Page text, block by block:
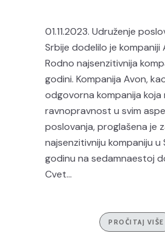
01.11.2023. Udruženje
Srbije dodelilo je kompaniji
Rodno najsenzitivnija
godini. Kompanija Avon,
odgovorna kompanija koja
ravnopravnost u svim
poslovanja, proglašena je
najsenzitivniju kompaniju u
godinu na sedamnaestoj
Cvet...
PROČITAJ VIŠE